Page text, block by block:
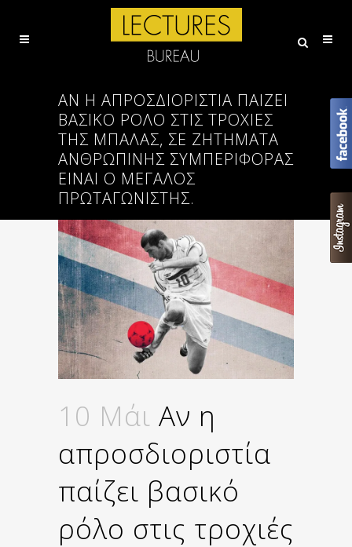
ΑΝ Η ΑΠΡΟΣΔΙΟΡΙΣΤΊΑ ΠΑΊΖΕΙ
ΒΑΣΙΚΌ ΡΌΛΟ ΣΤΙΣ ΤΡΟΧΙΈΣ
ΤΗΣ ΜΠΆΛΑΣ, ΣΕ ΖΗΤΉΜΑΤΑ
ΑΝΘΡΏΠΙΝΗΣ ΣΥΜΠΕΡΙΦΟΡΆΣ
ΕΊΝΑΙ Ο ΜΕΓΆΛΟΣ
ΠΡΩΤΑΓΩΝΙΣΤΉΣ.
10 Μάι Αν η
απροσδιοριστία
παίζει βασικό
ρόλο στις τροχιές